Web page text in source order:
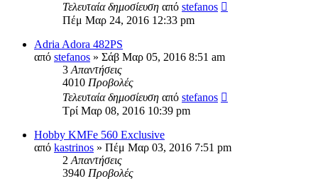
Τελευταία δημοσίευση από stefanos
Πέμ Μαρ 24, 2016 12:33 pm
Adria Adora 482PS
από stefanos » Σάβ Μαρ 05, 2016 8:51 am
3 Απαντήσεις
4010 Προβολές
Τελευταία δημοσίευση από stefanos
Τρί Μαρ 08, 2016 10:39 pm
Hobby KMFe 560 Exclusive
από kastrinos » Πέμ Μαρ 03, 2016 7:51 pm
2 Απαντήσεις
3940 Προβολές